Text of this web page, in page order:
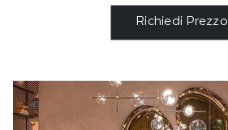
Richiedi Prezzo